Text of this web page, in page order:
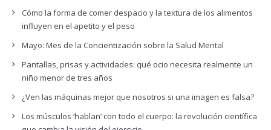
Cómo la forma de comer despacio y la textura de los alimentos
influyen en el apetito y el peso
Mayo: Mes de la Concientización sobre la Salud Mental
Pantallas, prisas y actividades: qué ocio necesita realmente un
niño menor de tres años
¿Ven las máquinas mejor que nosotros si una imagen es falsa?
Los músculos ‘hablan’ con todo el cuerpo: la revolución científica